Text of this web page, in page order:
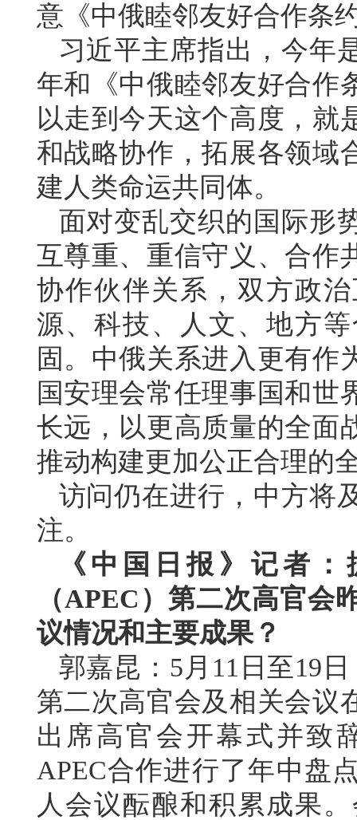
意《中俄睦邻友好合作条
习近平主席指出，今年
年和《中俄睦邻友好合作
以走到今天这个高度，就
和战略协作，拓展各领域
建人类命运共同体。
面对变乱交织的国际形
互尊重、重信守义、合作
协作伙伴关系，双方政
源、科技、人文、地方
固。中俄关系进入更有作
国安理会常任理事国和世
长远，以更高质量的全面
推动构建更加公正合理的
访问仍在进行，中方将
注。
《中国日报》记者
（APEC）第二次高官会
议情况和主要成果？
郭嘉昆：5月11日至19
第二次高官会及相关会议
出席高官会开幕式并致
APEC合作进行了年中盘
人会议酝酿和积累成果